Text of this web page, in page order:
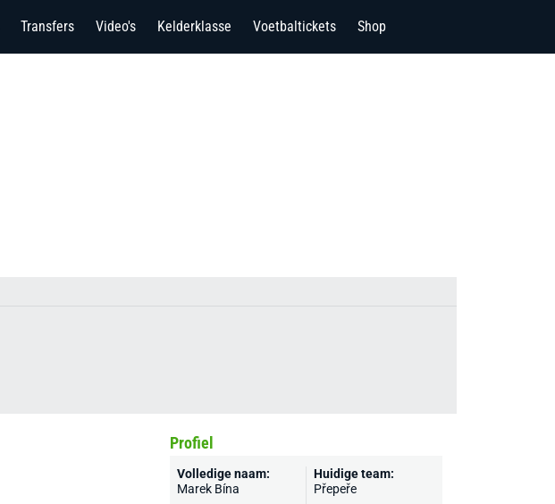
Transfers Video's Kelderklasse Voetbaltickets Shop
Profiel
Volledige naam:
Marek Bína
Huidige team:
Přepeře